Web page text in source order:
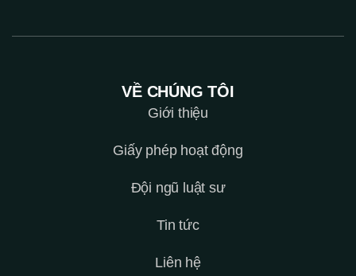
VỀ CHÚNG TÔI
Giới thiệu
Giấy phép hoạt động
Đội ngũ luật sư
Tin tức
Liên hệ